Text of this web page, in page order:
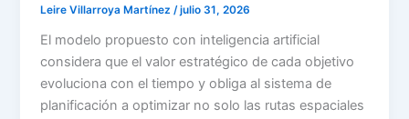
Leire Villarroya Martínez/julio 31, 2026
El modelo propuesto con inteligencia artificial
considera que el valor estratégico de cada objetivo
evoluciona con el tiempo y obliga al sistema de
planificación a optimizar no solo las rutas espaciales